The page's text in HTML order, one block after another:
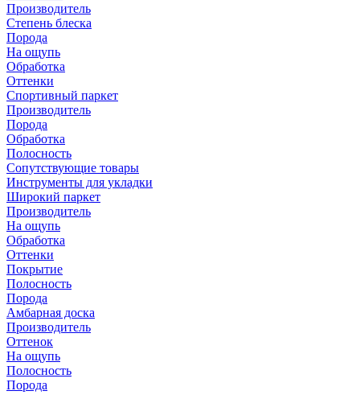
Производитель
Степень блеска
Порода
На ощупь
Обработка
Оттенки
Спортивный паркет
Производитель
Порода
Обработка
Полосность
Сопутствующие товары
Инструменты для укладки
Широкий паркет
Производитель
На ощупь
Обработка
Оттенки
Покрытие
Полосность
Порода
Амбарная доска
Производитель
Оттенок
На ощупь
Полосность
Порода